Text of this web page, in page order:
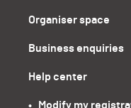
Organiser space
Business enquiries
Help center
•   Modify my